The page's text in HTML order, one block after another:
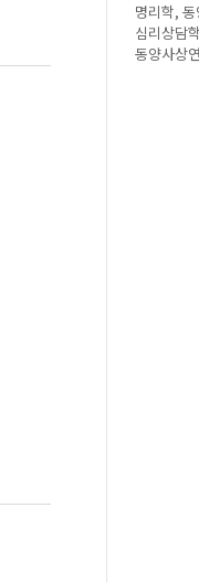
명리학,
심리상담
동양사상